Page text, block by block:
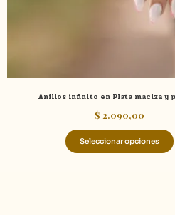
Anillos infinito en Plata maciza y
$ 2.090,00
Seleccionar opciones